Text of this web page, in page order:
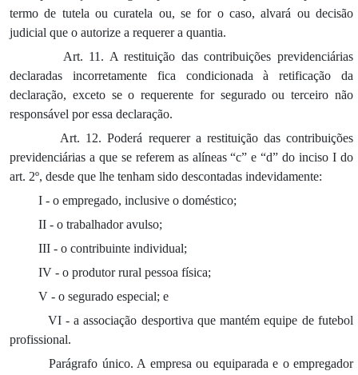
termo de tutela ou curatela ou, se for o caso, alvará ou decisão
judicial que o autorize a requerer a quantia.
Art. 11. A restituição das contribuições previdenciárias
declaradas incorretamente fica condicionada à retificação da
declaração, exceto se o requerente for segurado ou terceiro não
responsável por essa declaração.
Art. 12. Poderá requerer a restituição das contribuições
previdenciárias a que se referem as alíneas “c” e “d” do inciso I do
art. 2º, desde que lhe tenham sido descontadas indevidamente:
I - o empregado, inclusive o doméstico;
II - o trabalhador avulso;
III - o contribuinte individual;
IV - o produtor rural pessoa física;
V - o segurado especial; e
VI - a associação desportiva que mantém equipe de futebol
profissional.
Parágrafo único. A empresa ou equiparada e o empregador